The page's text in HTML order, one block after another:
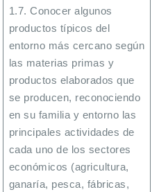
1.7. Conocer algunos
productos típicos del
entorno más cercano según
las materias primas y
productos elaborados que
se producen, reconociendo
en su familia y entorno las
principales actividades de
cada uno de los sectores
económicos (agricultura,
ganaría, pesca, fábricas,